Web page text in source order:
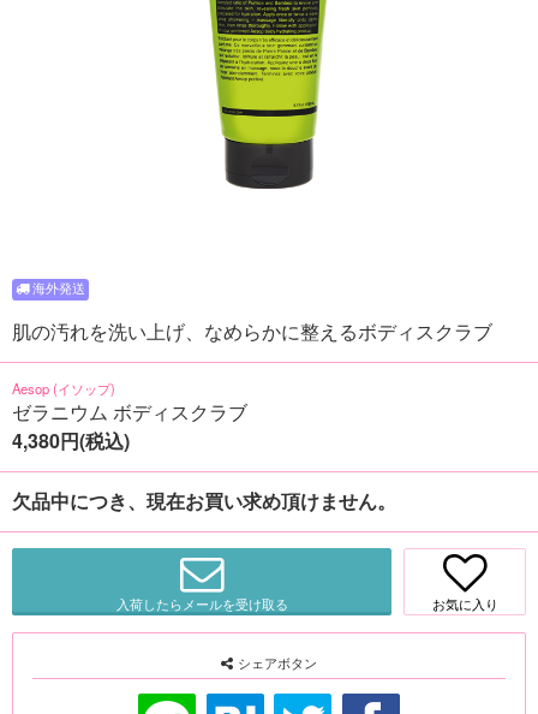
肌の汚れを洗い上げ、なめらかに整えるボディスクラブ
Aesop (イソップ)
ゼラニウム ボディスクラブ
4,380円(税込)
欠品中につき、現在お買い求め頂けません。
入荷したらメールを受け取る お気に入り
シェアボタン